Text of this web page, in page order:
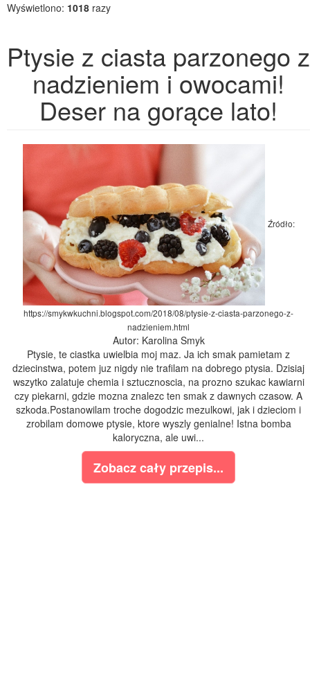
Wyświetlono: 1018 razy
Ptysie z ciasta parzonego z
nadzieniem i owocami!
Deser na gorące lato!
Źródło:
https://smykwkuchni.blogspot.com/2018/08/ptysie-z-ciasta-parzonego-z-
nadzieniem.html
Autor: Karolina Smyk
Ptysie, te ciastka uwielbia moj maz. Ja ich smak pamietam z
dziecinstwa, potem juz nigdy nie trafilam na dobrego ptysia. Dzisiaj
wszytko zalatuje chemia i sztucznoscia, na prozno szukac kawiarni
czy piekarni, gdzie mozna znalezc ten smak z dawnych czasow. A
szkoda.Postanowilam troche dogodzic mezulkowi, jak i dzieciom i
zrobilam domowe ptysie, ktore wyszly genialne! Istna bomba
kaloryczna, ale uwi...
Zobacz cały przepis...